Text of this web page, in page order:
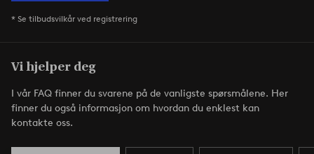
* Se tilbudsvilkår ved registrering
Vi hjelper deg
I vår FAQ finner du svarene på de vanligste spørsmålene. Her
finner du også informasjon om hvordan du enklest kan
kontakte oss.